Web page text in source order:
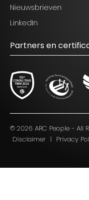
Nieuwsbrieven
LinkedIn
Partners en
© 2026 ARC People - All
Disclaimer | Privacy
gebied van Audit,
Ik ga akkoord